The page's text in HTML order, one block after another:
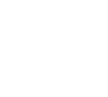
海大街交叉口浪琴售后
亨得利名表维修授权